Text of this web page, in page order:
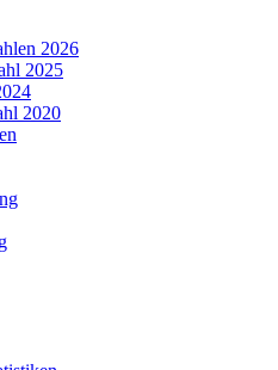
2026
2025
2020